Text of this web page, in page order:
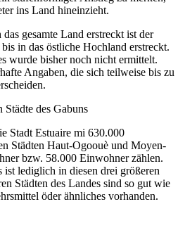
ins Land hineinzieht.
gesamte Land erstreckt ist der
in das östliche Hochland erstreckt.
wurde bisher noch nicht ermittelt.
Angaben, die sich teilweise bis zu
des Gabuns
Stadt Estuaire mi 630.000
Städten Haut-Ogoouè und Moyen-
bzw. 58.000 Einwohner zählen.
lediglich in diesen drei größeren
Städten des Landes sind so gut wie
öder ähnliches vorhanden.